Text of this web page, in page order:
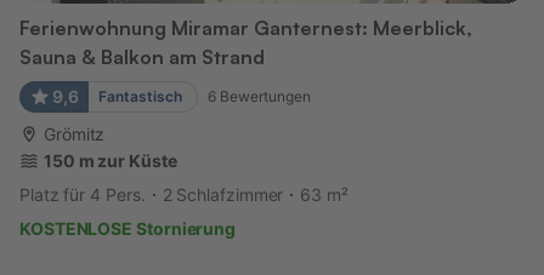
Ferienwohnung Miramar Ganternest: Meerblick,
Sauna & Balkon am Strand
9,6 Fantastisch 6 Bewertungen
Grömitz
150 m zur Küste
Platz für 4 Pers.
2 Schlafzimmer
63 m²
KOSTENLOSE Stornierung